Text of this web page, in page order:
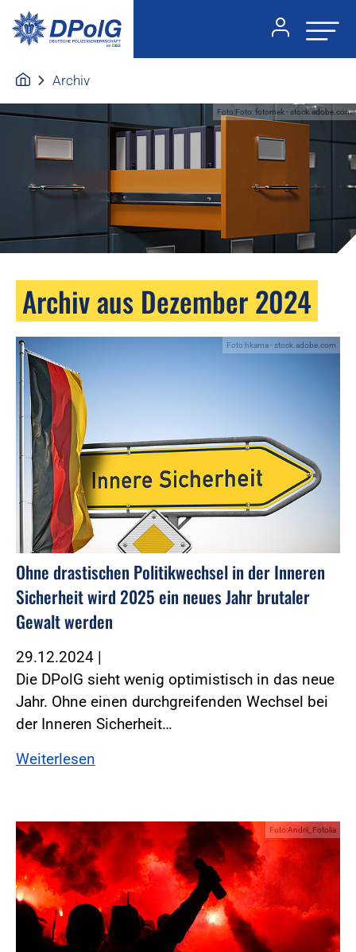
Archiv
Foto:Foto: fotomek - stock.adobe.com
Archiv aus Dezember 2024
Foto:hkama - stock.adobe.com
Ohne drastischen Politikwechsel in der Inneren
Sicherheit wird 2025 ein neues Jahr brutaler
Gewalt werden
29.12.2024 |
Die DPolG sieht wenig optimistisch in das neue
Jahr. Ohne einen durchgreifenden Wechsel bei
der Inneren Sicherheit…
Weiterlesen
Foto:Andrii_Fotolia